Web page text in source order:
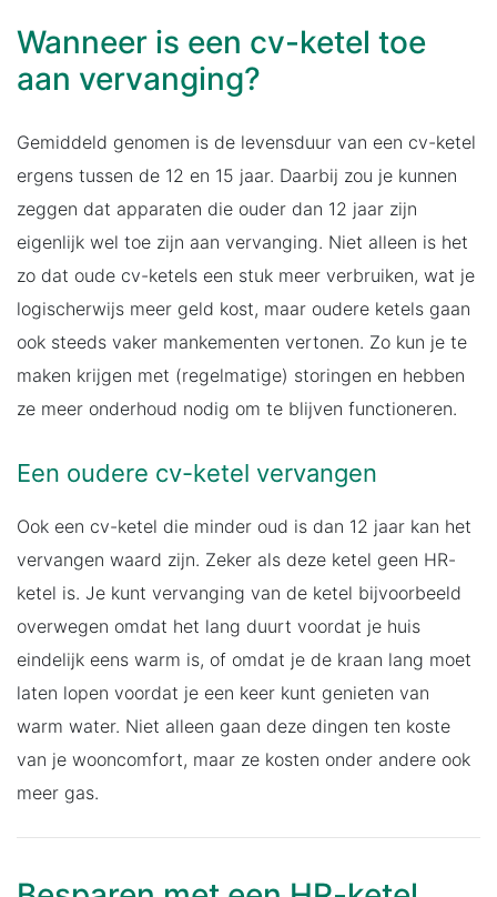
Wanneer is een cv-ketel toe
aan vervanging?
Gemiddeld genomen is de levensduur van een cv-ketel
ergens tussen de 12 en 15 jaar. Daarbij zou je kunnen
zeggen dat apparaten die ouder dan 12 jaar zijn
eigenlijk wel toe zijn aan vervanging. Niet alleen is het
zo dat oude cv-ketels een stuk meer verbruiken, wat je
logischerwijs meer geld kost, maar oudere ketels gaan
ook steeds vaker mankementen vertonen. Zo kun je te
maken krijgen met (regelmatige) storingen en hebben
ze meer onderhoud nodig om te blijven functioneren.
Een oudere cv-ketel vervangen
Ook een cv-ketel die minder oud is dan 12 jaar kan het
vervangen waard zijn. Zeker als deze ketel geen HR-
ketel is. Je kunt vervanging van de ketel bijvoorbeeld
overwegen omdat het lang duurt voordat je huis
eindelijk eens warm is, of omdat je de kraan lang moet
laten lopen voordat je een keer kunt genieten van
warm water. Niet alleen gaan deze dingen ten koste
van je wooncomfort, maar ze kosten onder andere ook
meer gas.